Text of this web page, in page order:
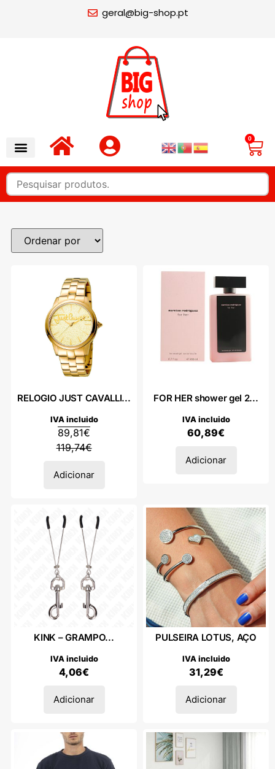
geral@big-shop.pt
0
RELOGIO JUST CAVALLI...
119,74€
89,81€
IVA incluido
Adicionar
FOR HER shower gel 2...
60,89€
IVA incluido
Adicionar
KINK – GRAMPO...
4,06€
IVA incluido
Adicionar
PULSEIRA LOTUS, AÇO
31,29€
IVA incluido
Adicionar